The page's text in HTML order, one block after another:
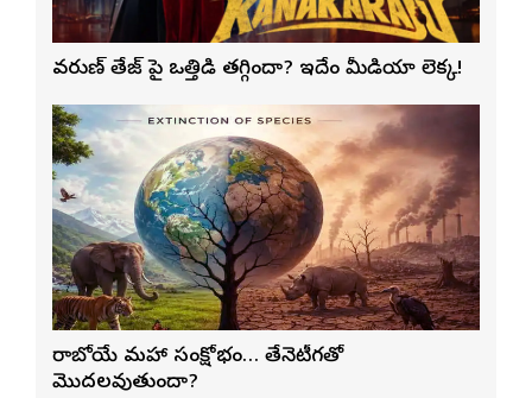
వరుణ్ తేజ్‌ పై ఒత్తిడి తగ్గిందా? ఇదేం మీడియా లెక్క!
రాబోయే మహా సంక్షోభం… తేనెటీగతో
మొదలవుతుందా?